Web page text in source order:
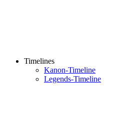
Timelines
Kanon-Timeline
Legends-Timeline